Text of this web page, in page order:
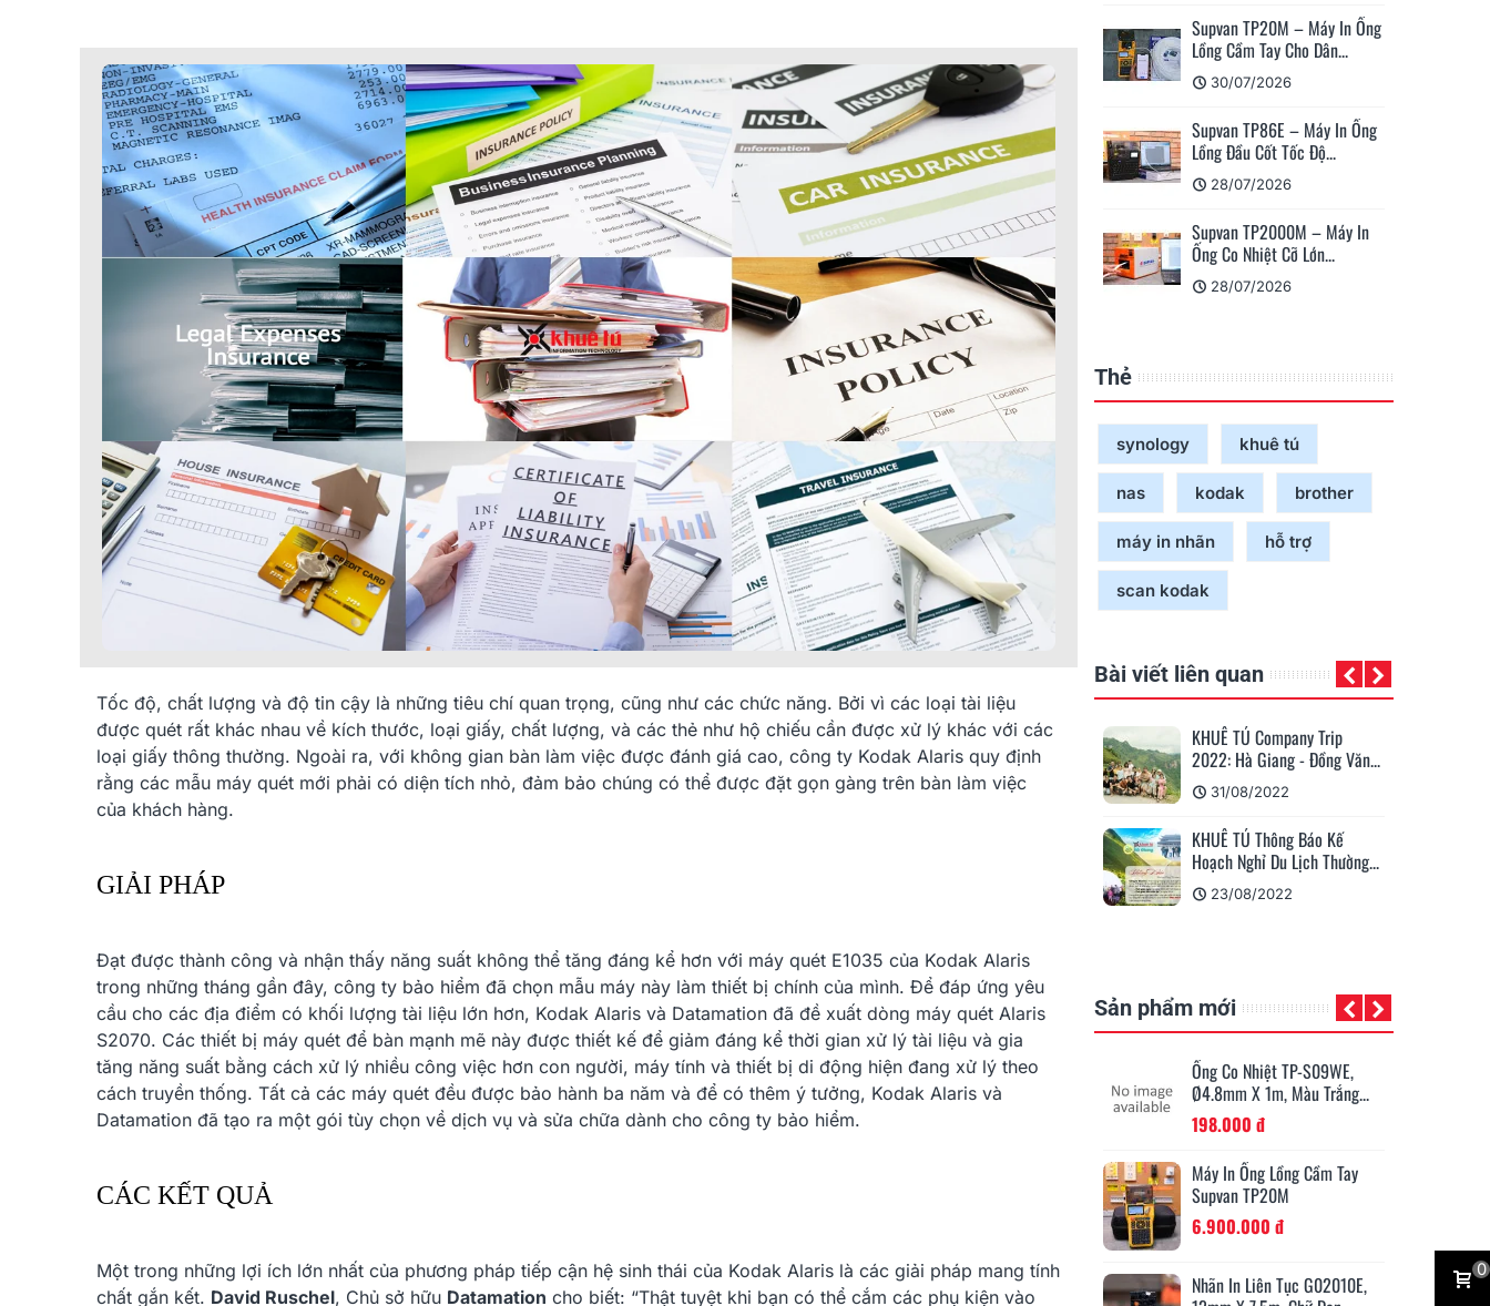
Supvan TP20M – Máy In Ống
Lồng Cầm Tay Cho Dân...
30/07/2026
Supvan TP86E – Máy In Ống
Lồng Đầu Cốt Tốc Độ...
28/07/2026
Supvan TP2000M – Máy In
Ống Co Nhiệt Cỡ Lớn...
28/07/2026
Thẻ
synology khuê tú
nas kodak brother
máy in nhãn hỗ trợ
scan kodak
Bài viết liên quan
Thông Báo Quan Trọng: Cập
Nhật Firmware Máy In...
01/03/2025
25/01/2024
KHUÊ TÚ Thông Báo Nghỉ Tết
Dương Lịch 2024
24/12/2023
KHUÊ TÚ Thông Báo Nghỉ Lễ
Giỗ Tổ Hùng Vương,...
20/04/2023
KHUÊ TÚ Thông Báo Nghỉ Tết
Dương Lịch 2023
30/12/2022
KHUÊ TÚ Company Trip
2022: Hà Giang - Đồng Văn...
31/08/2022
KHUÊ TÚ Thông Báo Kế
Hoạch Nghỉ Du Lịch Thường...
23/08/2022
Sản phẩm mới
Ổ Cắm Điện Âm Bàn Nâng Hạ
Tự Động MK102EG...
3.700.000 đ
Ổ Cắm Điện Kẹp Mặt Bàn
Băng Mực Trắng (White
Ribbon), 14.2mm X 70m...
450.000 đ
Ống Co Nhiệt TP-S09WE,
Ø4.8mm X 1m, Màu Trắng...
198.000 đ
Máy In Ống Lồng Cầm Tay
Supvan TP20M
6.900.000 đ
Nhãn In Liên Tục G02010E,
Tốc độ, chất lượng và độ tin cậy là những tiêu chí quan trọng, cũng như các chức năng. Bởi vì các loại tài liệu
được quét rất khác nhau về kích thước, loại giấy, chất lượng, và các thẻ như hộ chiếu cần được xử lý khác với các
loại giấy thông thường. Ngoài ra, với không gian bàn làm việc được đánh giá cao, công ty Kodak Alaris quy định
rằng các mẫu máy quét mới phải có diện tích nhỏ, đảm bảo chúng có thể được đặt gọn gàng trên bàn làm việc
của khách hàng.
GIẢI PHÁP
Đạt được thành công và nhận thấy năng suất không thể tăng đáng kể hơn với máy quét E1035 của Kodak Alaris
trong những tháng gần đây, công ty bảo hiểm đã chọn mẫu máy này làm thiết bị chính của mình. Để đáp ứng yêu
cầu cho các địa điểm có khối lượng tài liệu lớn hơn, Kodak Alaris và Datamation đã đề xuất dòng máy quét Alaris
S2070. Các thiết bị máy quét để bàn mạnh mẽ này được thiết kế để giảm đáng kể thời gian xử lý tài liệu và gia
tăng năng suất bằng cách xử lý nhiều công việc hơn con người, máy tính và thiết bị di động hiện đang xử lý theo
cách truyền thống. Tất cả các máy quét đều được bảo hành ba năm và để có thêm ý tưởng, Kodak Alaris và
Datamation đã tạo ra một gói tùy chọn về dịch vụ và sửa chữa dành cho công ty bảo hiểm.
CÁC KẾT QUẢ
Một trong những lợi ích lớn nhất của phương pháp tiếp cận hệ sinh thái của Kodak Alaris là các giải pháp mang tính
chất gắn kết. David Ruschel, Chủ sở hữu Datamation cho biết: “Thật tuyệt khi bạn có thể cắm các phụ kiện vào
0